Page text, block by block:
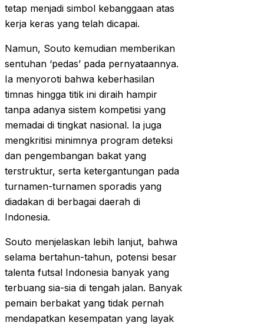
tetap menjadi simbol kebanggaan atas
kerja keras yang telah dicapai.
Namun, Souto kemudian memberikan
sentuhan ‘pedas’ pada pernyataannya.
Ia menyoroti bahwa keberhasilan
timnas hingga titik ini diraih hampir
tanpa adanya sistem kompetisi yang
memadai di tingkat nasional. Ia juga
mengkritisi minimnya program deteksi
dan pengembangan bakat yang
terstruktur, serta ketergantungan pada
turnamen-turnamen sporadis yang
diadakan di berbagai daerah di
Indonesia.
Souto menjelaskan lebih lanjut, bahwa
selama bertahun-tahun, potensi besar
talenta futsal Indonesia banyak yang
terbuang sia-sia di tengah jalan. Banyak
pemain berbakat yang tidak pernah
mendapatkan kesempatan yang layak